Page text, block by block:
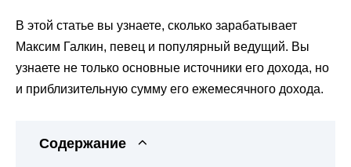
В этой статье вы узнаете, сколько зарабатывает
Максим Галкин, певец и популярный ведущий. Вы
узнаете не только основные источники его дохода, но
и приблизительную сумму его ежемесячного дохода.
Содержание